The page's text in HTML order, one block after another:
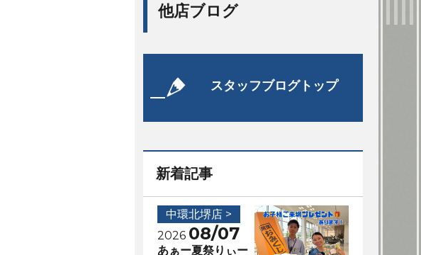
他店ブログ
スタッフブログトップ
新着記事
中環北堺店 >
2026 08/07
あぁー夏祭りぃー